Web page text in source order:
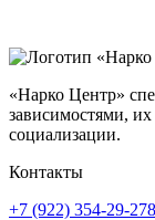
«Нарко Центр»
зависимостями,
социализации.
Контакты
+7 (922) 354-29-27